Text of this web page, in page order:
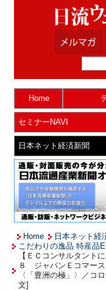
Home
セミナーNAVI
日本ネット経済新聞
Home 日本ネット経
こだわりの逸品 特産品
【ＥＣコンサルタント
８ ジャパンＥコマー
〈「豊洲の極」〉／コ
文]